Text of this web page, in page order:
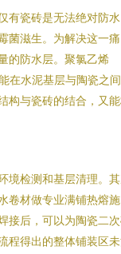
有瓷砖是无法绝对防水
菌滋生。为解决这一痛
的防水层。聚氯乙烯
在水泥基层与陶瓷之
构与瓷砖的结合，又
境检测和基层清理。
卷材做专业满铺热熔施
接后，可以为陶瓷二
程得出的整体铺装区